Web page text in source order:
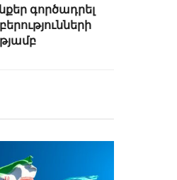
գործադրել